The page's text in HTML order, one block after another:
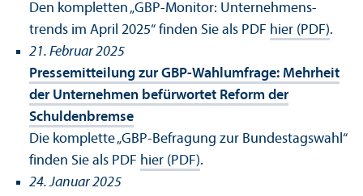
Den kompletten „GBP-Monitor: Unter­nehmens­
trends im April 2025“ finden Sie als PDF hier (PDF).
21. Februar 2025
Pressemitteilung zur GBP-Wahlumfrage: Mehrheit
der Unter­nehmen befürwortet Reform der
Schuldenbremse
Die komplette „GBP-Befragung zur Bundestagswahl“
finden Sie als PDF hier (PDF).
24. Januar 2025